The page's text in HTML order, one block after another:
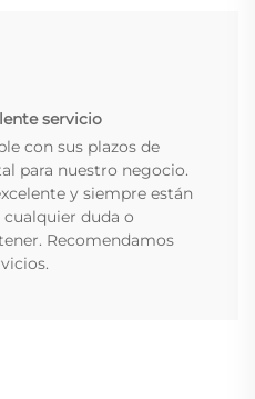
servicio
con sus plazos de
para nuestro negocio.
y siempre están
duda o
Recomendamos